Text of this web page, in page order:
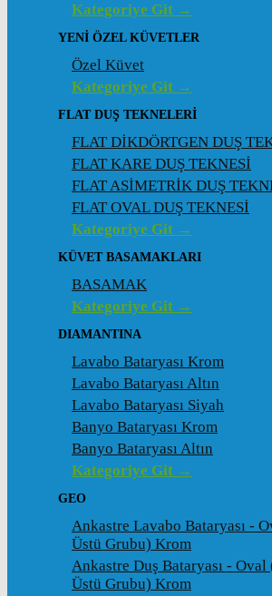
Kategoriye Git →
YENI ÖZEL KÜVETLER
Özel Küvet
Kategoriye Git →
FLAT DUŞ TEKNELERI
FLAT DİKDÖRTGEN DUŞ
FLAT KARE DUŞ TEKNESİ
FLAT ASİMETRİK DUŞ
FLAT OVAL DUŞ TEKNESİ
Kategoriye Git →
KÜVET BASAMAKLARI
BASAMAK
Kategoriye Git →
DIAMANTINA
Lavabo Bataryası Krom
Lavabo Bataryası Altın
Lavabo Bataryası Siyah
Banyo Bataryası Krom
Banyo Bataryası Altın
Kategoriye Git →
GEO
Ankastre Lavabo Bataryası -
Üstü Grubu) Krom
Ankastre Duş Bataryası - Oval
Üstü Grubu) Krom